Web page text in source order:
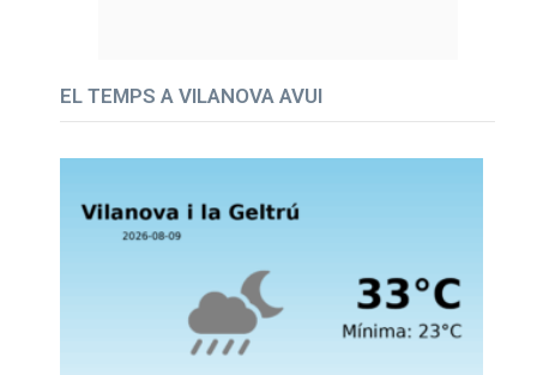
EL TEMPS A VILANOVA AVUI